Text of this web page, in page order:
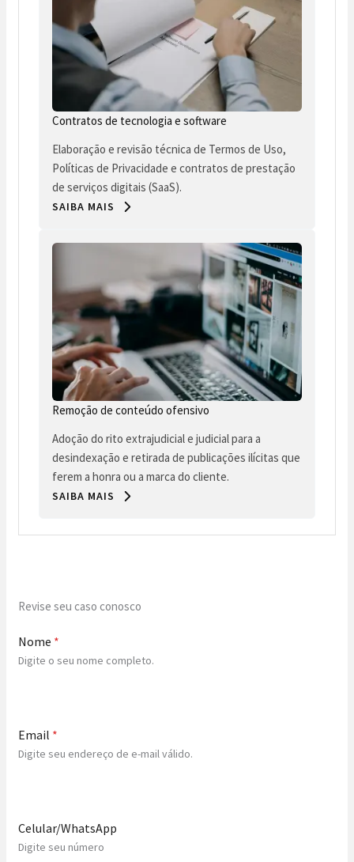
Contratos de tecnologia e software
Elaboração e revisão técnica de Termos de Uso,
Políticas de Privacidade e contratos de prestação
de serviços digitais (SaaS).
SAIBA MAIS
Remoção de conteúdo ofensivo
Adoção do rito extrajudicial e judicial para a
desindexação e retirada de publicações ilícitas que
ferem a honra ou a marca do cliente.
SAIBA MAIS
Revise seu caso conosco
Nome *
Digite o seu nome completo.
Email *
Digite seu endereço de e-mail válido.
Celular/WhatsApp
Digite seu número